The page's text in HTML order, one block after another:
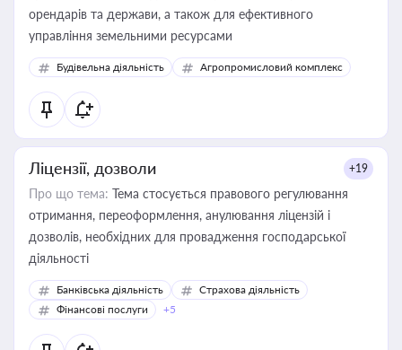
орендарів та держави, а також для ефективного
управління земельними ресурсами
Будівельна діяльність Агропромисловий комплекс
Ліцензії, дозволи +19
Про що тема: Тема стосується правового регулювання
отримання, переоформлення, анулювання ліцензій і
дозволів, необхідних для провадження господарської
діяльності
Банківська діяльність
Страхова діяльність
Фінансові послуги
+5